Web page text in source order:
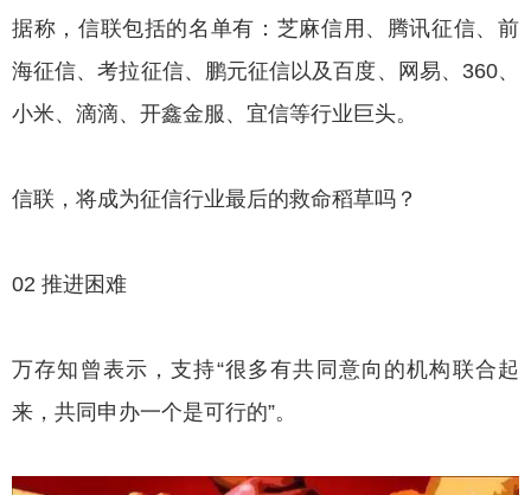
据称，信联包括的名单有：芝麻信用、腾讯征信、前
海征信、考拉征信、鹏元征信以及百度、网易、360、
小米、滴滴、开鑫金服、宜信等行业巨头。
信联，将成为征信行业最后的救命稻草吗？
02 推进困难
万存知曾表示，支持“很多有共同意向的机构联合起
来，共同申办一个是可行的”。